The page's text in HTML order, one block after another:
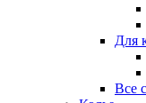
Для
Все